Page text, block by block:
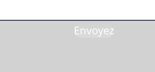
Envoyez